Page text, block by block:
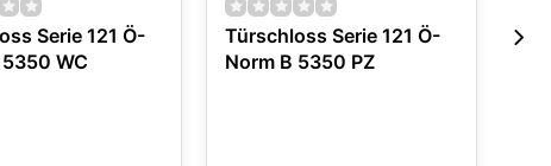
Serie 121 Ö-
WC
Türschloss Serie 121 Ö-
Norm B 5350 PZ